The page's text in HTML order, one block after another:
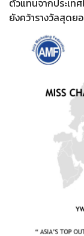
ยังคว้ารางวัลสุดย